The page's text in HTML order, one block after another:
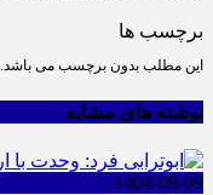
برچسب ها
این مطلب بدون برچسب می باشد.
نوشته های مشابه
1404-09-09